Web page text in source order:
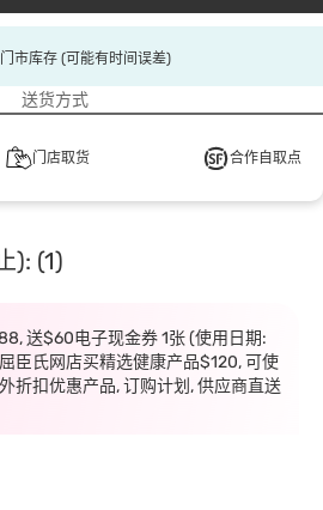
市库存 (可能有时间误差)
送货方式
门店取货 合作自取点
): (1)
送$60电子现金券 1张 (使用日期:
臣氏网店买精选健康产品$120, 可使
折扣优惠产品, 订购计划, 供应商直送